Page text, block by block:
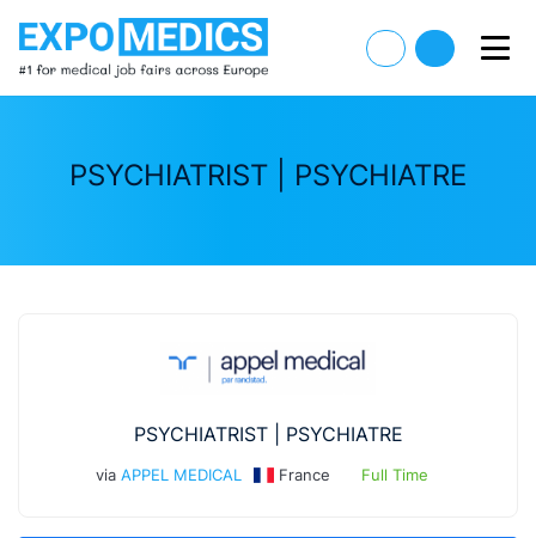
PSYCHIATRIST | PSYCHIATRE
PSYCHIATRIST | PSYCHIATRE
via APPEL MEDICAL France Full Time